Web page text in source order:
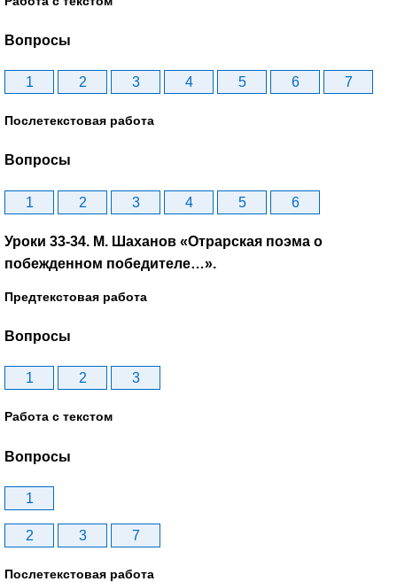
Вопросы
1 2 3 4 5 6 7
Послетекстовая работа
Вопросы
1 2 3 4 5 6
Уроки 33-34. М. Шаханов «Отрарская поэма о
побежденном победителе…».
Предтекстовая работа
Вопросы
1 2 3
Работа с текстом
Вопросы
1
2 3 7
Послетекстовая работа